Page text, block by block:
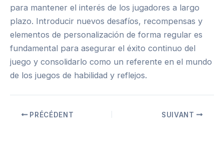
para mantener el interés de los jugadores a largo
plazo. Introducir nuevos desafíos, recompensas y
elementos de personalización de forma regular es
fundamental para asegurar el éxito continuo del
juego y consolidarlo como un referente en el mundo
de los juegos de habilidad y reflejos.
PRÉCÉDENT SUIVANT